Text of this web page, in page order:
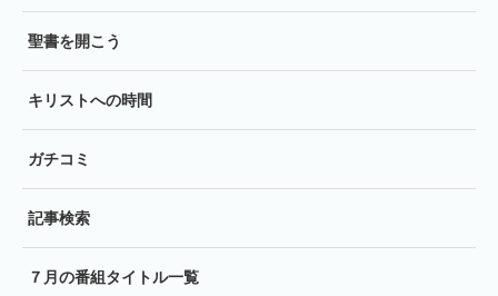
聖書を開こう
キリストへの時間
ガチコミ
記事検索
７月の番組タイトル一覧